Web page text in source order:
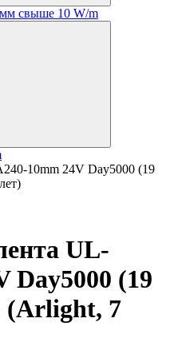
свыше 10 W/m
10mm 24V Day5000 (19
UL-
Day5000 (19
(Arlight, 7